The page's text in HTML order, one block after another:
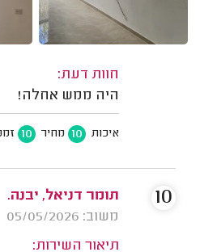
חוות דעת:
היה ממש אחלה!
איכות 10 מחיר 10
תומר דניאל, יבנה.
משוב: 05/05/2026
תיאור השירות:
10